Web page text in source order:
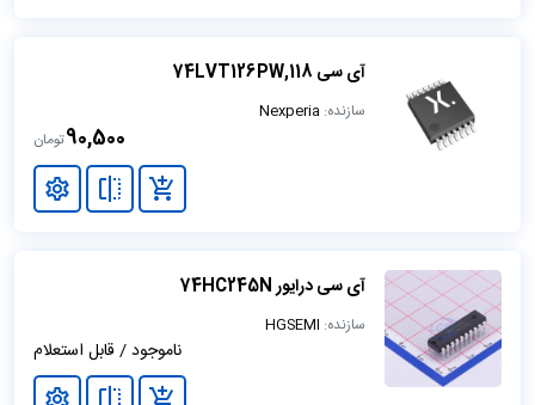
آی سی 74LVT126PW,118
سازنده: Nexperia
90,500تومان
آی سی درایور 74HC245N
سازنده: HGSEMI
ناموجود / قابل استعلام